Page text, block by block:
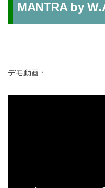
MANTRA by
デモ動画：